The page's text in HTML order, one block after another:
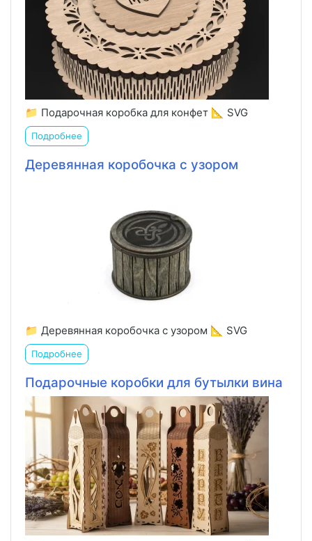
📁 Подарочная коробка для конфет 📐 SVG
Подробнее
Деревянная коробочка с узором
📁 Деревянная коробочка с узором 📐 SVG
Подробнее
Подарочные коробки для бутылки вина